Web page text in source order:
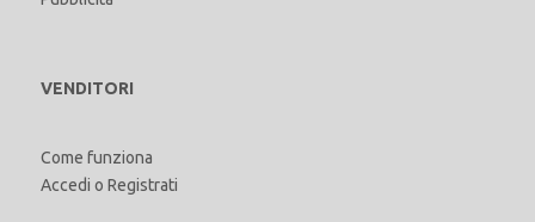
VENDITORI
Come funziona
Accedi o Registrati